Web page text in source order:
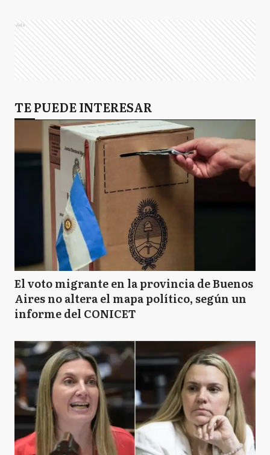
Ads
TE PUEDE INTERESAR
El voto migrante en la provincia de Buenos
Aires no altera el mapa político, según un
informe del CONICET